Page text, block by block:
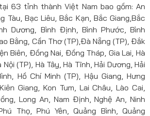
63 tỉnh thành Việt Nam bao gồm: An
Tàu, Bạc Liêu, Bắc Kạn, Bắc Giang,Bắc
Dương, Bình Định, Bình Phước, Bình
Bằng, Cần Thơ (TP),Đà Nẵng (TP), Đắk
Biên, Đồng Nai, Đồng Tháp, Gia Lai, Hà
Nội (TP), Hà Tây, Hà Tĩnh, Hải Dương, Hải
Hồ Chí Minh (TP), Hậu Giang, Hưng
Giang, Kon Tum, Lai Châu, Lào Cai,
Long An, Nam Định, Nghệ An, Ninh
Thọ, Phú Yên, Quảng Bình, Quảng